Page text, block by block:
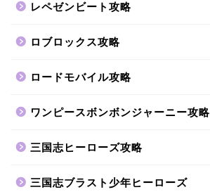
レペゼンビート攻略
ロブロックス攻略
ロードモバイル攻略
ワンピースボンボンジャーニー攻略
三国志ヒーローズ攻略
三国志ブラスト少年ヒーローズ